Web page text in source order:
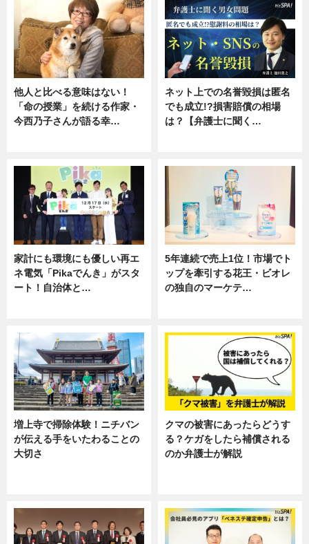
他人と比べる意味はない！
「命の授業」を続ける作家・
今西乃子さんが語る幸…
ネット上での名誉毀損は匿名
でも成立!?損害賠償の相場
は？【弁護士に聞く…
家計にも環境にも優しい再エ
ネ電気「Pikaでんき」がスタ
ート！自治体と…
5年連続で売上1位！市場でト
ップを牽引する花王・ビオレ
の独自のマーケテ…
増上寺で掃除体験！ニチバン
が伝える手をいたわることの
大切さ
クマの被害にあったらどうす
る？ケガをしたら補償される
のか弁護士が解説